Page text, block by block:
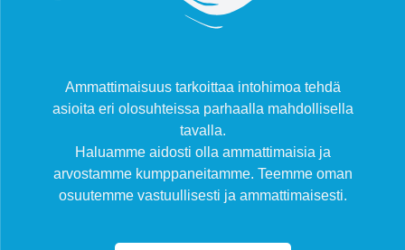
Ammattimaisuus tarkoittaa intohimoa tehdä
asioita eri olosuhteissa parhaalla mahdollisella
tavalla.
Haluamme aidosti olla ammattimaisia ja
arvostamme kumppaneitamme. Teemme oman
osuutemme vastuullisesti ja ammattimaisesti.